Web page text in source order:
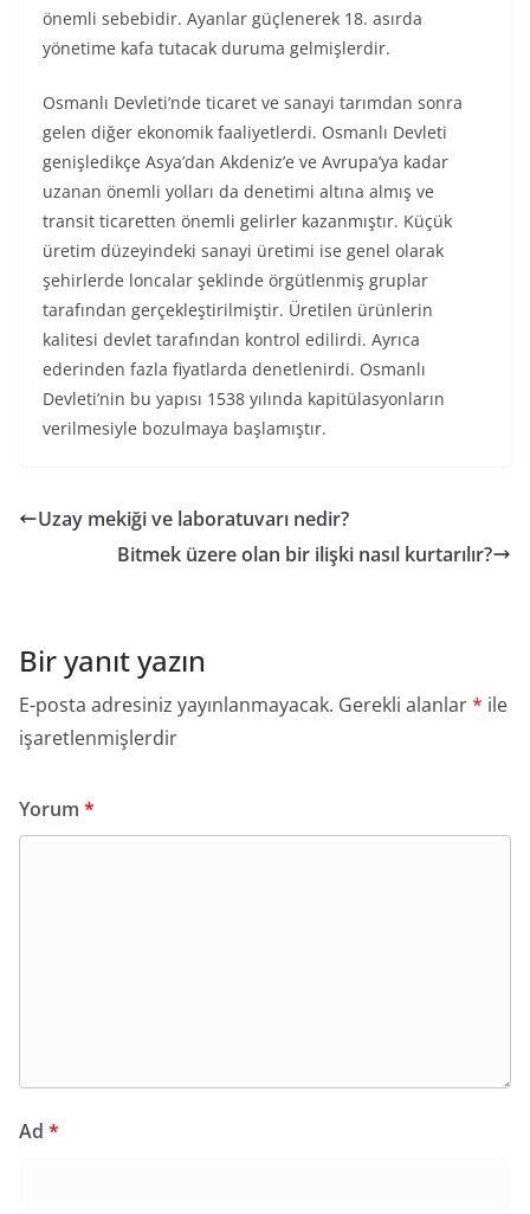
önemli sebebidir. Ayanlar güçlenerek 18. asırda
yönetime kafa tutacak duruma gelmişlerdir.
Osmanlı Devleti’nde ticaret ve sanayi tarımdan sonra
gelen diğer ekonomik faaliyetlerdi. Osmanlı Devleti
genişledikçe Asya’dan Akdeniz’e ve Avrupa’ya kadar
uzanan önemli yolları da denetimi altına almış ve
transit ticaretten önemli gelirler kazanmıştır. Küçük
üretim düzeyindeki sanayi üretimi ise genel olarak
şehirlerde loncalar şeklinde örgütlenmiş gruplar
tarafından gerçekleştirilmiştir. Üretilen ürünlerin
kalitesi devlet tarafından kontrol edilirdi. Ayrıca
ederinden fazla fiyatlarda denetlenirdi. Osmanlı
Devleti’nin bu yapısı 1538 yılında kapitülasyonların
verilmesiyle bozulmaya başlamıştır.
Uzay mekiği ve laboratuvarı nedir?
Bitmek üzere olan bir ilişki nasıl kurtarılır?
Bir yanıt yazın
E-posta adresiniz yayınlanmayacak. Gerekli alanlar* ile
işaretlenmişlerdir
Yorum *
Ad *